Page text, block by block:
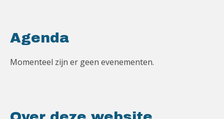
Agenda
Momenteel zijn er geen evenementen.